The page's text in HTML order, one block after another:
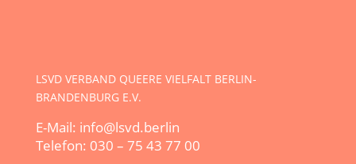
LSVD VERBAND QUEERE VIELFALT BERLIN-
BRANDENBURG E.V.
E-Mail: info@lsvd.berlin
Telefon: 030 – 75 43 77 00